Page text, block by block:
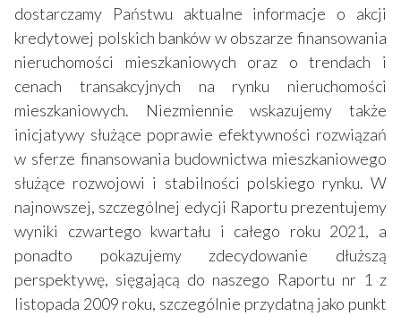
dostarczamy Państwu aktualne informacje o akcji
kredytowej polskich banków w obszarze finansowania
nieruchomości mieszkaniowych oraz o trendach i
cenach transakcyjnych na rynku nieruchomości
mieszkaniowych. Niezmiennie wskazujemy także
inicjatywy służące poprawie efektywności rozwiązań
w sferze finansowania budownictwa mieszkaniowego
służące rozwojowi i stabilności polskiego rynku. W
najnowszej, szczególnej edycji Raportu prezentujemy
wyniki czwartego kwartału i całego roku 2021, a
ponadto pokazujemy zdecydowanie dłuższą
perspektywę, sięgającą do naszego Raportu nr 1 z
listopada 2009 roku, szczególnie przydatną jako punkt